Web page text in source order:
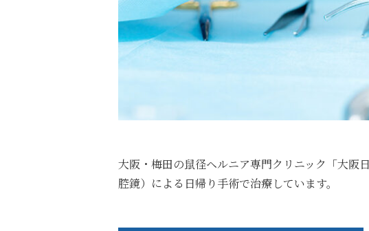
大阪・梅田の鼠径ヘルニア専門クリニック「大阪
腔鏡）による日帰り手術で治療しています。